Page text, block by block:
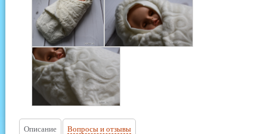
Описание Вопросы и отзывы